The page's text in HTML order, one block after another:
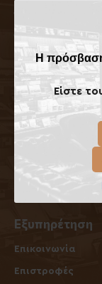
Η πρόσβαση
Είστε
Όροι Χρήσης
Λογαριασμός
O Λογαριασμός
Ιστορικό
Ενημερωτικά
Δωροεπιταγές
Πολιτική Cookies
Εξυπηρέτηση
Επικοινωνία
Επιστροφές